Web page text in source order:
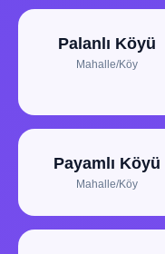
Palanlı Köyü
Mahalle/Köy
Payamlı Köyü
Mahalle/Köy